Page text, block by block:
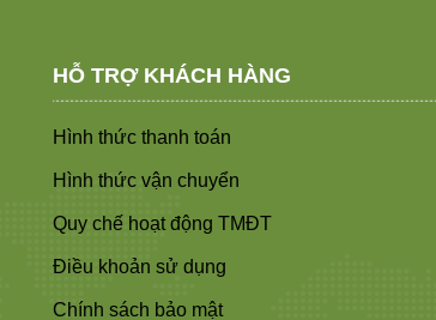
HỖ TRỢ KHÁCH HÀNG
Hình thức thanh toán
Hình thức vận chuyển
Quy chế hoạt động TMĐT
Điều khoản sử dụng
Chính sách bảo mật